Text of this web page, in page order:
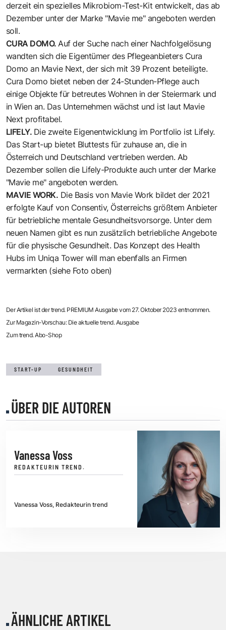
derzeit ein spezielles Mikrobiom-Test-Kit entwickelt, das ab
Dezember unter der Marke "Mavie me" angeboten werden
soll.
CURA DOMO.Auf der Suche nach einer Nachfolgelösung
wandten sich die Eigentümer des Pflegeanbieters Cura
Domo an Mavie Next, der sich mit 39 Prozent beteiligte.
Cura Domo bietet neben der 24-Stunden-Pflege auch
einige Objekte für betreutes Wohnen in der Steiermark und
in Wien an. Das Unternehmen wächst und ist laut Mavie
Next profitabel.
LIFELY. Die zweite Eigenentwicklung im Portfolio ist Lifely.
Das Start-up bietet Bluttests für zuhause an, die in
Österreich und Deutschland vertrieben werden. Ab
Dezember sollen die Lifely-Produkte auch unter der Marke
"Mavie me" angeboten werden.
MAVIE WORK. Die Basis von Mavie Work bildet der 2021
erfolgte Kauf von Consentiv, Österreichs größtem Anbieter
für betriebliche mentale Gesundheitsvorsorge. Unter dem
neuen Namen gibt es nun zusätzlich betriebliche Angebote
für die physische Gesundheit. Das Konzept des Health
Hubs im Uniqa Tower will man ebenfalls an Firmen
vermarkten (siehe Foto oben)
Der Artikel ist der trend. PREMIUM Ausgabe vom 27. Oktober 2023 entnommen.
Zur Magazin-Vorschau: Die aktuelle trend. Ausgabe
Zum trend. Abo-Shop
START-UP GESUNDHEIT
ÜBER DIE AUTOREN
Vanessa Voss
REDAKTEURIN TREND.
Vanessa Voss, Redakteurin trend
ÄHNLICHE ARTIKEL